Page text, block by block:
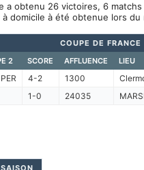
a obtenu 26 victoires, 6
domicile à été obtenue lors
COUPE DE FRANCE
2 SCORE AFFLUENCE LIEU
4-2 1300
1-0 24035